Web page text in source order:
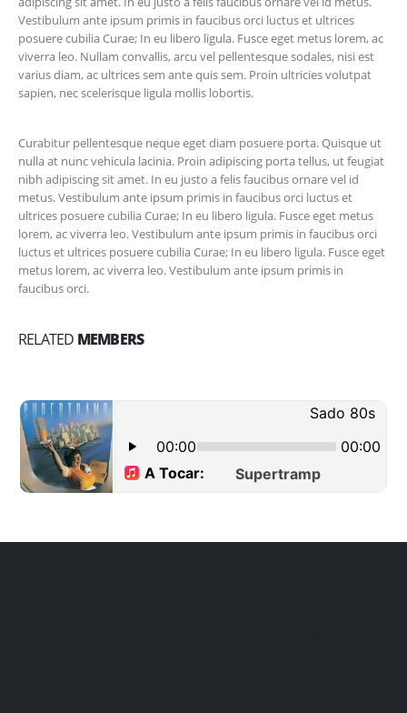
Vestibulum ante ipsum primis in faucibus orci luctus et ultrices
posuere cubilia Curae; In eu libero ligula. Fusce eget metus lorem, ac
viverra leo. Nullam convallis, arcu vel pellentesque sodales, nisi est
varius diam, ac ultrices sem ante quis sem. Proin ultricies volutpat
sapien, nec scelerisque ligula mollis lobortis.
Curabitur pellentesque neque eget diam posuere porta. Quisque ut
nulla at nunc vehicula lacinia. Proin adipiscing porta tellus, ut feugiat
nibh adipiscing sit amet. In eu justo a felis faucibus ornare vel id
metus. Vestibulum ante ipsum primis in faucibus orci luctus et
ultrices posuere cubilia Curae; In eu libero ligula. Fusce eget metus
lorem, ac viverra leo. Vestibulum ante ipsum primis in faucibus orci
luctus et ultrices posuere cubilia Curae; In eu libero ligula. Fusce eget
metus lorem, ac viverra leo. Vestibulum ante ipsum primis in
faucibus orci.
RELATED MEMBERS